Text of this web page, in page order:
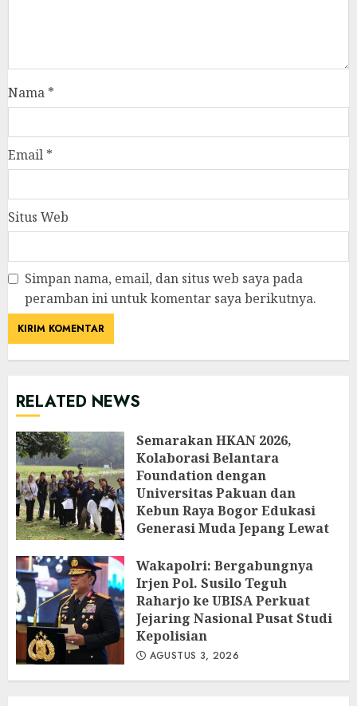
Nama *
Email *
Situs Web
Simpan nama, email, dan situs web saya pada
peramban ini untuk komentar saya berikutnya.
RELATED NEWS
Semarakan HKAN 2026,
Kolaborasi Belantara
Foundation dengan
Universitas Pakuan dan
Kebun Raya Bogor Edukasi
Generasi Muda Jepang Lewat
Kebun Raya Bogor
AGUSTUS 3, 2026
Wakapolri: Bergabungnya
Irjen Pol. Susilo Teguh
Raharjo ke UBISA Perkuat
Jejaring Nasional Pusat Studi
Kepolisian
AGUSTUS 3, 2026